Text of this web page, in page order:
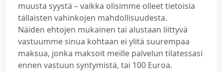
muusta syystä – vaikka olisimme olleet tietoisia
tällaisten vahinkojen mahdollisuudesta.
Näiden ehtojen mukainen tai alustaan liittyvä
vastuumme sinua kohtaan ei ylitä suurempaa
maksua, jonka maksoit meille palvelun tilatessasi
ennen vastuun syntymistä, tai 100 Euroa.